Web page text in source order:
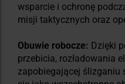
wsparcie i ochronę
misji taktycznych oraz
Obuwie robocze: Dzięki
przebicia, rozładowania
zapobiegającej ślizganiu